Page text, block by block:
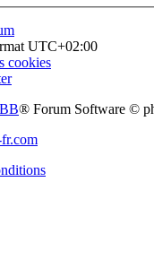
UTC+02:00
cookies
® Forum Software ©